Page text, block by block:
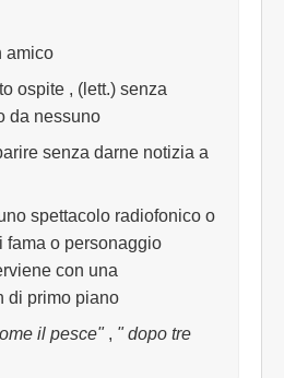
amico
ospite , (lett.) senza
da nessuno
senza darne notizia a
spettacolo radiofonico o
fama o personaggio
con una
di primo piano
il pesce" , " dopo tre